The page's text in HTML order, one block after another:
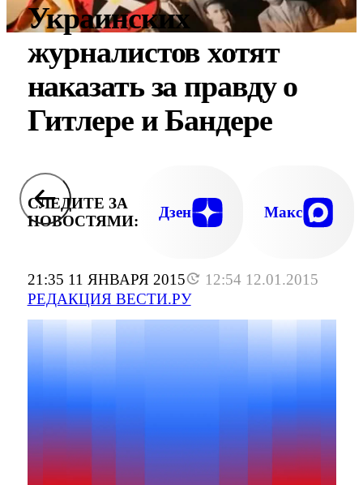
21:35 11 ЯНВАРЯ 2015
12:54 12.01.2015
РЕДАКЦИЯ ВЕСТИ.РУ
Украинских
журналистов хотят
наказать за правду о
Гитлере и Бандере
СЛЕДИТЕ ЗА
НОВОСТЯМИ:
Дзен Макс